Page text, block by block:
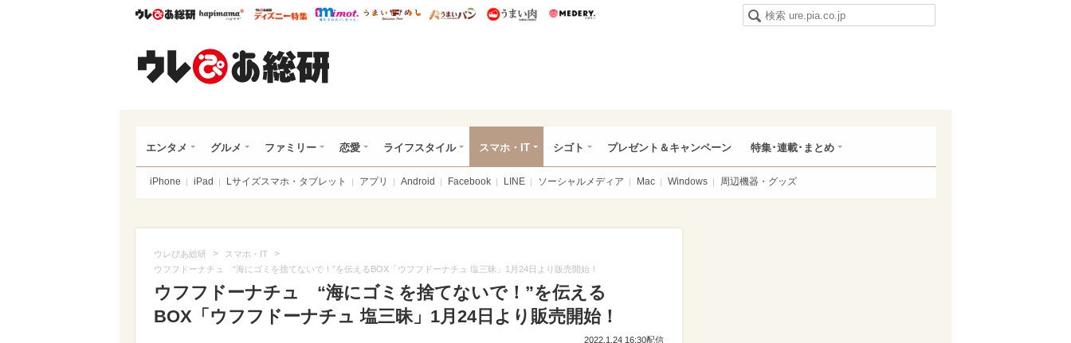
ウレぴあ総研ハピママ* ウレぴあ総研 ディズニー特集
mimot. うまいめし うまいパン うまい肉
エンタメ グルメ ファミリー 恋愛 ライフスタイル スマホ・IT シゴト プレゼント＆キャンペーン 特集･連載･まとめ
iPhone iPad Lサイズスマホ・タブレット アプリ Android Facebook LINE ソーシャルメディア Mac Windows 周辺機器・グッズ
ウレぴあ総研 > スマホ・IT >
ウフフドーナチュ “海にゴミを捨てないで！”を伝えるBOX「ウフフドーナチュ 塩三昧」1月24日より販売開始！
ウフフドーナチュ “海にゴミを捨てないで！”を伝える
BOX「ウフフドーナチュ 塩三昧」1月24日より販売開始！
2022.1.24 16:30配信